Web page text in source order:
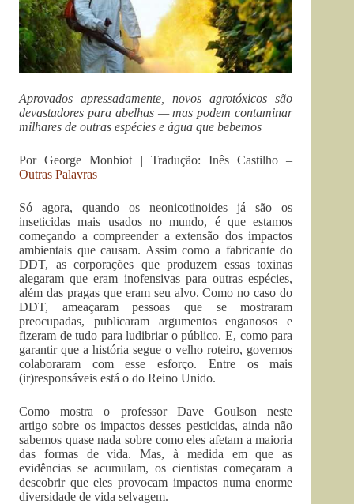
Aprovados apressadamente, novos agrotóxicos são
devastadores para abelhas — mas podem contaminar
milhares de outras espécies e água que bebemos
Por George Monbiot | Tradução: Inês Castilho –
Outras Palavras
Só agora, quando os neonicotinoides já são os
inseticidas mais usados no mundo, é que estamos
começando a compreender a extensão dos impactos
ambientais que causam. Assim como a fabricante do
DDT, as corporações que produzem essas toxinas
alegaram que eram inofensivas para outras espécies,
além das pragas que eram seu alvo. Como no caso do
DDT, ameaçaram pessoas que se mostraram
preocupadas, publicaram argumentos enganosos e
fizeram de tudo para ludibriar o público. E, como para
garantir que a história segue o velho roteiro, governos
colaboraram com esse esforço. Entre os mais
(ir)responsáveis está o do Reino Unido.
Como mostra o professor Dave Goulson neste
artigo sobre os impactos desses pesticidas, ainda não
sabemos quase nada sobre como eles afetam a maioria
das formas de vida. Mas, à medida em que as
evidências se acumulam, os cientistas começaram a
descobrir que eles provocam impactos numa enorme
diversidade de vida selvagem.